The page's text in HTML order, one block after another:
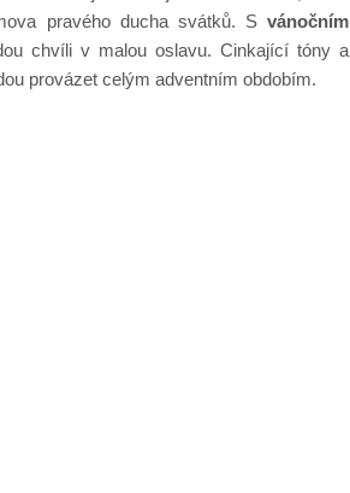
pravého ducha svátků. S vánočním
chvíli v malou oslavu. Cinkající tóny a
provázet celým adventním obdobím.